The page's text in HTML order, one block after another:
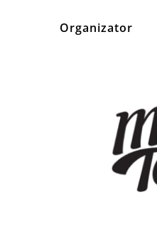
Organizator